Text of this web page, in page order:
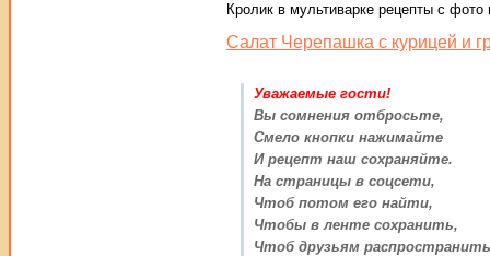
Кролик в мультиварке рецепты с фото
Салат Черепашка с курицей и
Уважаемые гости!
Вы сомнения отбросьте,
Смело кнопки нажимайте
И рецепт наш сохраняйте.
На страницы в соцсети,
Чтоб потом его найти,
Чтобы в ленте сохранить,
Чтоб друзьям